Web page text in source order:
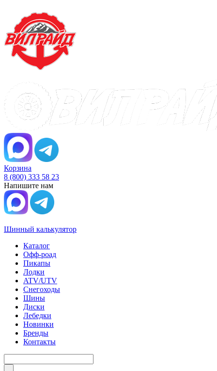
Корзина
8 (800) 333 58 23
Напишите нам
Шинный калькулятор
Каталог
Офф-роад
Пикапы
Лодки
ATV/UTV
Снегоходы
Шины
Диски
Лебедки
Новинки
Бренды
Контакты